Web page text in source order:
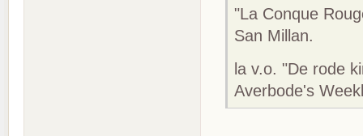
"La Conque
San Millan.
la v.o. "De rode
Averbode's